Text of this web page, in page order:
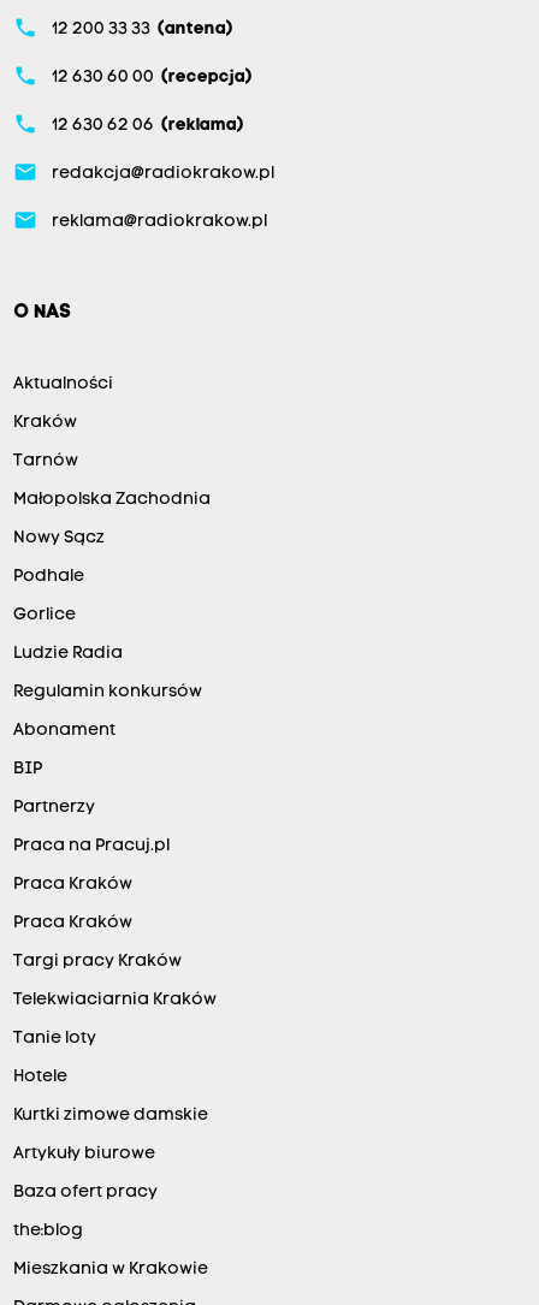
phone 12 200 33 33 (antena)
phone 12 630 60 00 (recepcja)
phone 12 630 62 06 (reklama)
email redakcja@radiokrakow.pl
email reklama@radiokrakow.pl
O NAS
Aktualności
Kraków
Tarnów
Małopolska Zachodnia
Nowy Sącz
Podhale
Gorlice
Ludzie Radia
Regulamin konkursów
Abonament
BIP
Partnerzy
Praca na Pracuj.pl
Praca Kraków
Praca Kraków
Targi pracy Kraków
Telekwiaciarnia Kraków
Tanie loty
Hotele
Kurtki zimowe damskie
Artykuły biurowe
Baza ofert pracy
the:blog
Mieszkania w Krakowie